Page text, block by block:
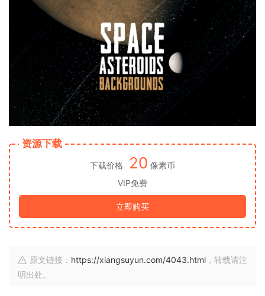
资源下载
下载价格 20 像素币
VIP免费
立即购买
原文链接： https://xiangsuyun.com/4043.html ，转载请注
明出处。